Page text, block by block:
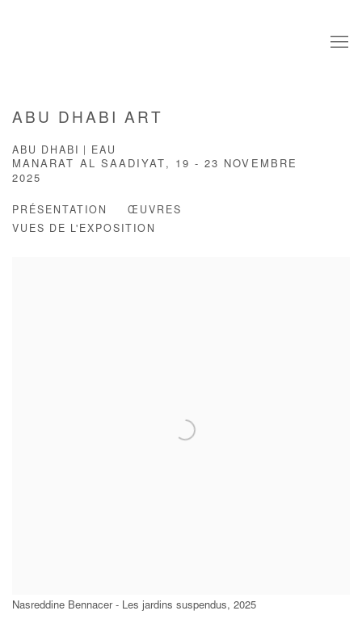
ABU DHABI ART
ABU DHABI | EAU
MANARAT AL SAADIYAT,
19 - 23 NOVEMBRE
2025
PRÉSENTATION
ŒUVRES
VUES DE L'EXPOSITION
Nasreddine Bennacer - Les jardins suspendus, 2025